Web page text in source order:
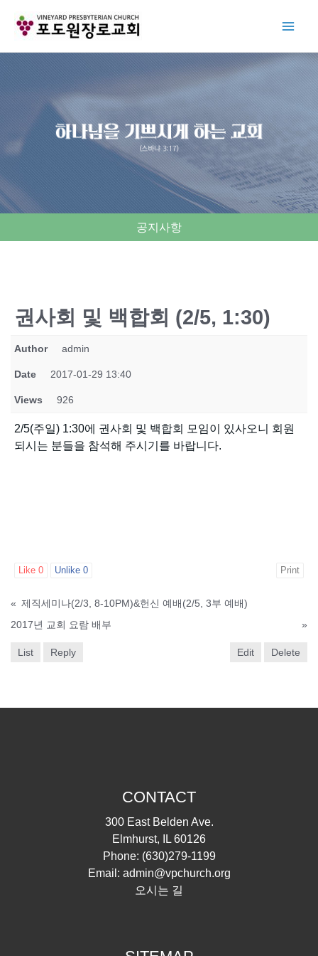
공지사항
권사회 및 백합회 (2/5, 1:30)
Author admin
Date 2017-01-29 13:40
Views 926
2/5(주일) 1:30에 권사회 및 백합회 모임이 있사오니 회원
되시는 분들을 참석해 주시기를 바랍니다.
Like 0 Unlike 0 Print
« 제직세미나(2/3, 8-10PM)&헌신 예배(2/5, 3부 예배)
2017년 교회 요람 배부
»
List Reply Edit Delete
CONTACT
300 East Belden Ave.
Elmhurst, IL 60126
Phone: (630)279-1199
Email: admin@vpchurch.org
오시는 길